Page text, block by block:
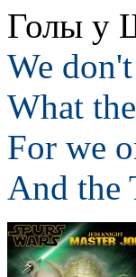
Голы у
We
What
For we
And the